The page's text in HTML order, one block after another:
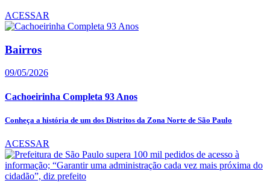
ACESSAR
Bairros
09/05/2026
Cachoeirinha Completa 93 Anos
Conheça a história de um dos Distritos da Zona Norte de São Paulo
ACESSAR